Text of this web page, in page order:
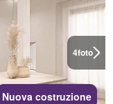
4foto
Nuova costruzione